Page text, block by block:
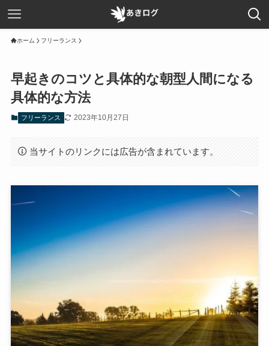
ホーム フリーランス
早起きのコツと具体的な朝型人間になる
具体的な方法
フリーランス 2023年10月27日
当サイトのリンクには広告が含まれています。